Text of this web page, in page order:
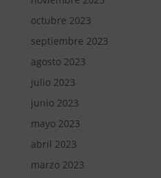
octubre 2023
septiembre 2023
agosto 2023
julio 2023
junio 2023
mayo 2023
abril 2023
marzo 2023